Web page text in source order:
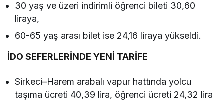
30 yaş ve üzeri indirimli öğrenci bileti 30,60
liraya,
60-65 yaş arası bilet ise 24,16 liraya yükseldi.
İDO SEFERLERİNDE YENİ TARİFE
Sirkeci–Harem arabalı vapur hattında yolcu
taşıma ücreti 40,39 lira, öğrenci ücreti 24,32 lira